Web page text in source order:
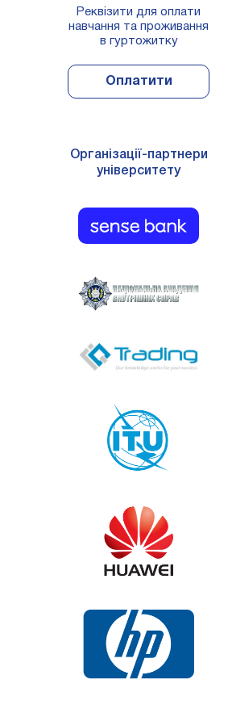
Реквізити для оплати
навчання та проживання
в гуртожитку
Оплатити
Організації-партнери
університету